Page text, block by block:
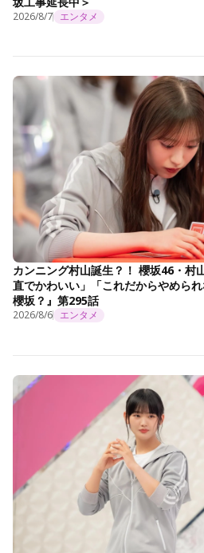
2026/8/7 エンタメ
カンニング村山誕生？！ 櫻坂46・村
直でかわいい」「これだからやめられ
櫻坂？』第295話
2026/8/6 エンタメ